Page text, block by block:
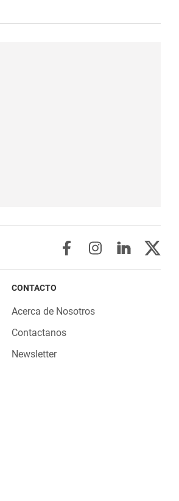
CONTACTO
Acerca de Nosotros
Contactanos
Newsletter